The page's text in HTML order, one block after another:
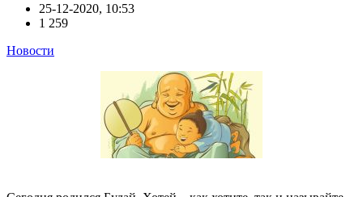
25-12-2020, 10:53
1 259
Новости